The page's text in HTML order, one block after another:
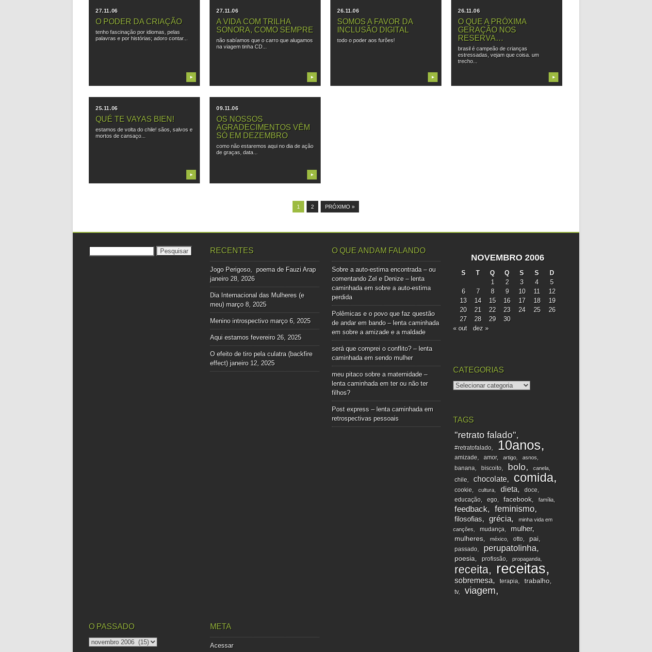
27.11.06
O PODER DA CRIAÇÃO
tenho fascinação por idiomas, pelas
palavras e por histórias; adoro contar...
▶
27.11.06
A VIDA COM TRILHA
SONORA, COMO SEMPRE
não sabíamos que o carro que alugamos
na viagem tinha CD...
▶
26.11.06
SOMOS A FAVOR DA
INCLUSÃO DIGITAL
todo o poder aos furões!
▶
26.11.06
O QUE A PRÓXIMA
GERAÇÃO NOS
RESERVA…
brasil é campeão de crianças
estressadas, vejam que coisa. um
trecho...
▶
25.11.06
QUÉ TE VAYAS BIEN!
estamos de volta do chile! sãos, salvos e
mortos de cansaço...
▶
09.11.06
OS NOSSOS
AGRADECIMENTOS VÊM
SÓ EM DEZEMBRO
como não estaremos aqui no dia de ação
de graças, data...
▶
1 2 PRÓXIMO »
RECENTES
Jogo Perigoso, poema de Fauzi Arap
janeiro 28, 2026
Dia Internacional das Mulheres (e
meu) março 8, 2025
Menino introspectivo março 6, 2025
Aqui estamos fevereiro 26, 2025
O efeito de tiro pela culatra (backfire
effect) janeiro 12, 2025
O QUE ANDAM FALANDO
Sobre a auto-estima encontrada – ou
comentando Zel e Denize – lenta
caminhadaem sobre a auto-estima
perdida
Polêmicas e o povo que faz questão
de andar em bando – lenta caminhada
em sobre a amizade e a maldade
será que comprei o conflito? – lenta
caminhadaem sendo mulher
meu pitaco sobre a maternidade –
lenta caminhadaem ter ou não ter
filhos?
Post express – lenta caminhadaem
retrospectivas pessoais
NOVEMBRO 2006
S T Q Q S S
D
1
2 3 4
5
6
7 8 9 10 11
12
13
14 15 16 17 18
19
20
21 22 23 24 25
26
27
28 29
30
« out
dez »
CATEGORIAS
categorias
TAGS
"retrato falado"
#retratofalado 10anos
amizade amor artigo asnos
banana biscoito bolo canela
chile chocolate comida
cookie cultura dieta
doce
educação
ego facebook família
feedback feminismo
filosofias grécia
minha vida em
canções
mudança mulher
mulheres méxico otto pai
passado perupatolinha
poesia profissão propaganda
receita receitas
sobremesa terapia trabalho
tv viagem
O PASSADO META
Acessar